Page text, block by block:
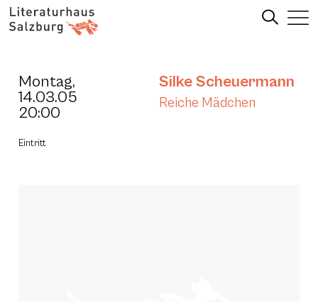
Montag,
14.03.05
20:00
Silke Scheuermann
Reiche Mädchen
Eintritt